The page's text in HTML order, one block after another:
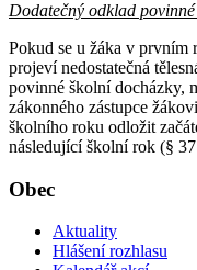
Dodatečný odklad
Pokud se u žáka v prvním
projeví nedostatečná
povinné školní docházky,
zákonného zástupce
školního roku odložit
následující školní rok (§
Obec
Aktuality
Hlášení rozhlasu